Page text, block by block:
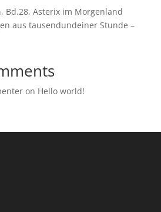
Bd.28, Asterix im Morgenland
aus tausendundeiner Stunde –
on Hello world!